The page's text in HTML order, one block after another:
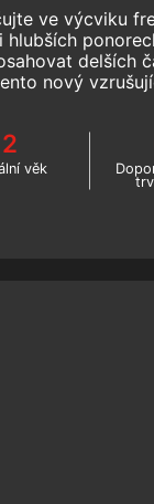
ve výcviku
hlubších
delších
nový
věk